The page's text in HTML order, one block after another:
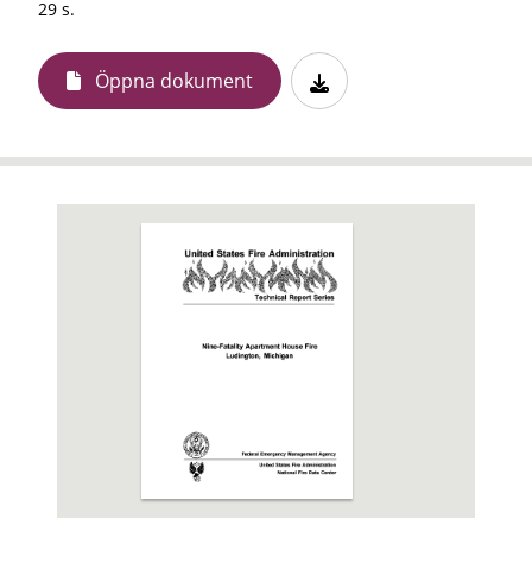
29 s.
Öppna dokument